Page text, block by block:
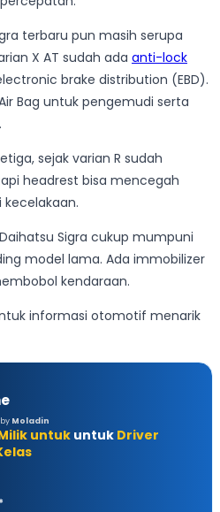
terbaru pun masih serupa
X AT sudah ada anti-lock
brake distribution (EBD).
Bag untuk pengemudi serta
sejak varian R sudah
headrest bisa mencegah
Sigra cukup mumpuni
model lama. Ada immobilizer
kendaraan.
informasi otomotif menarik
Moladin
untukuntuk Driver